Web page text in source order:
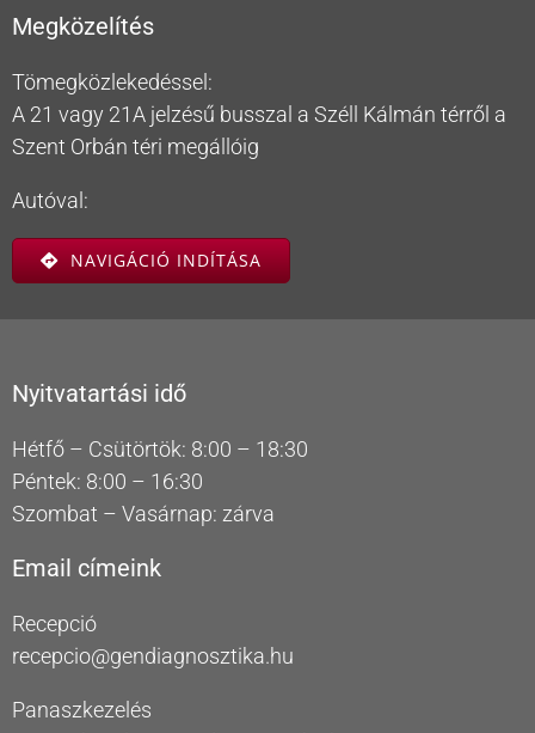
Megközelítés
Tömegközlekedéssel:
A 21 vagy 21A jelzésű busszal a Széll Kálmán térről a
Szent Orbán téri megállóig
Autóval:
NAVIGÁCIÓ INDÍTÁSA
Nyitvatartási idő
Hétfő – Csütörtök: 8:00 – 18:30
Péntek: 8:00 – 16:30
Szombat – Vasárnap: zárva
Email címeink
Recepció
recepcio@gendiagnosztika.hu
Panaszkezelés